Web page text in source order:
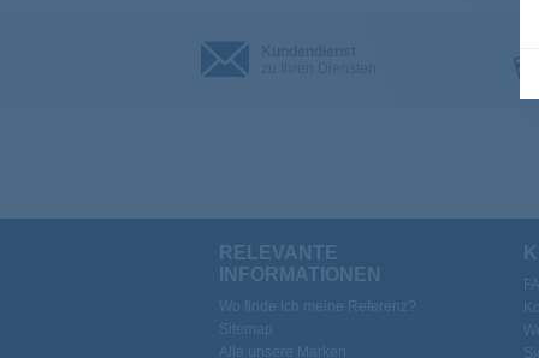
RELEVANTE
INFORMATIONEN
Wo finde ich meine Referenz?
Sitemap
Alle unsere Marken